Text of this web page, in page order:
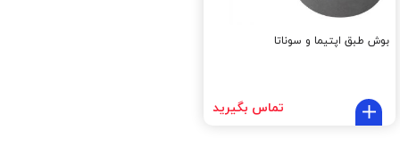
بوش طبق اپتیما و سوناتا
تماس بگیرید